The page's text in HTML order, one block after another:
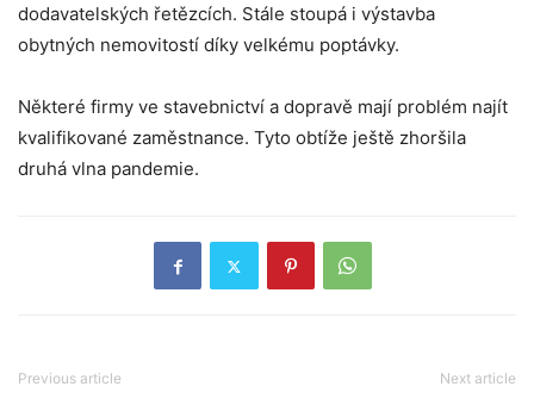
dodavatelských řetězcích. Stále stoupá i výstavba
obytných nemovitostí díky velkému poptávky.
Některé firmy ve stavebnictví a dopravě mají problém najít
kvalifikované zaměstnance. Tyto obtíže ještě zhoršila
druhá vlna pandemie.
Previous article Next article